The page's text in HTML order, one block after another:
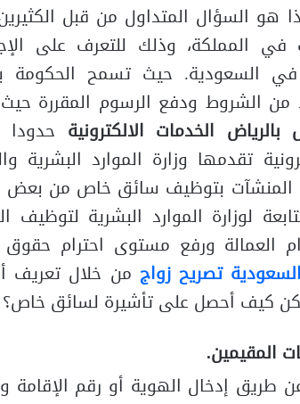
السؤال المتداول من قبل
المملكة، وذلك للتعرف على
السعودية. حيث تسمح الحكومة
من الشروط ودفع الرسوم المقررة
الخدمات الالكترونية حدودا
تقدمها وزارة الموارد البشرية
المنشآت بتوظيف سائق خاص من بعض
لوزارة الموارد البشرية لتوظيف
العمالة ورفع مستوى احترام
السعودية تصريح زواج من خلال تعريف
لكن كيف أحصل على تأشيرة لسائق خاص؟
المقيمين.
إدخال الهوية أو رقم الإقامة